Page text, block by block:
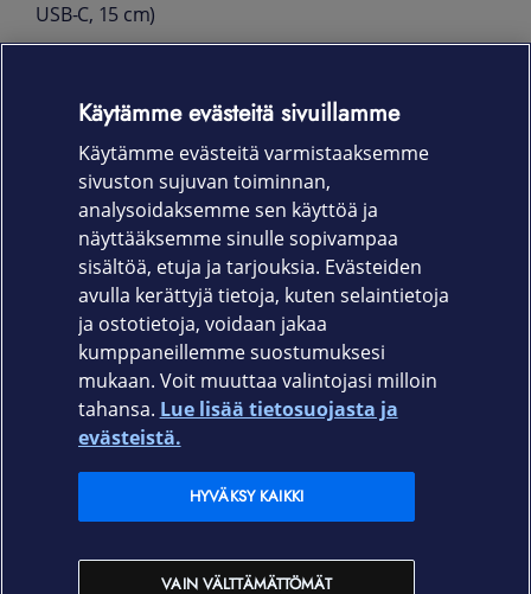
USB-C, 15 cm)
Pikaopas
Turvallisuusohjeet
Takuu
24 kk
Elisa.fi
Elisan myymälät
Käytämme evästeitä sivuillamme
Käytämme evästeitä varmistaaksemme
sivuston sujuvan toiminnan,
analysoidaksemme sen käyttöä ja
näyttääksemme sinulle sopivampaa
sisältöä, etuja ja tarjouksia. Evästeiden
avulla kerättyjä tietoja, kuten selaintietoja
ja ostotietoja, voidaan jakaa
kumppaneillemme suostumuksesi
mukaan. Voit muuttaa valintojasi milloin
tahansa. Lue lisää tietosuojasta ja
evästeistä.
VAIN VÄLTTÄMÄTTÖMÄT
HYVÄKSY KAIKKI